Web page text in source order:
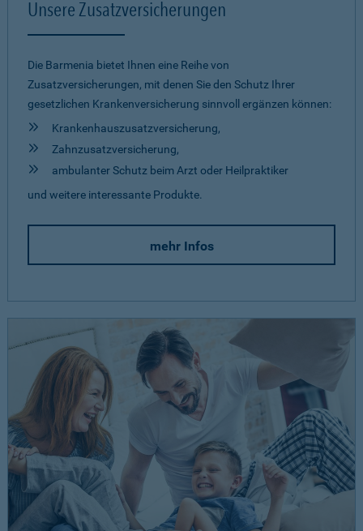
Unsere Zusatzversicherungen
Die Barmenia bietet Ihnen eine Reihe von
Zusatzversicherungen, mit denen Sie den Schutz Ihrer
gesetzlichen Krankenversicherung sinnvoll ergänzen können:
Krankenhauszusatzversicherung,
Zahnzusatzversicherung,
ambulanter Schutz beim Arzt oder Heilpraktiker
und weitere interessante Produkte.
mehr Infos